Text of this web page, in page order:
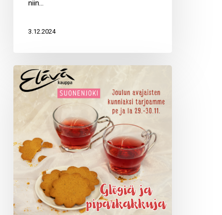
niin…
3.12.2024
Suonenjoen
myymälässä
tarjolla
piparkakkuja
pe
29.-30.11.